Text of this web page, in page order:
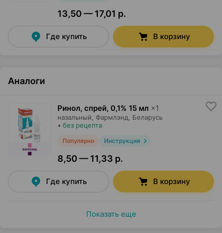
13,50 — 17,01 р.
Где купить В корзину
Аналоги
Ринол, спрей, 0,1% 15 мл ×1
назальный, Фармлэнд , Беларусь
• без рецепта
Популярно Инструкция
8,50 — 11,33 р.
Где купить В корзину
Показать еще